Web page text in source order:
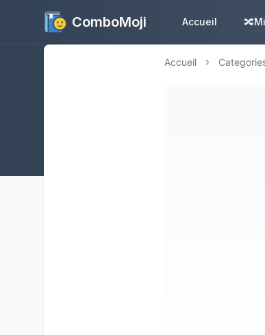
ComboMoji Accueil 🔀
Accueil